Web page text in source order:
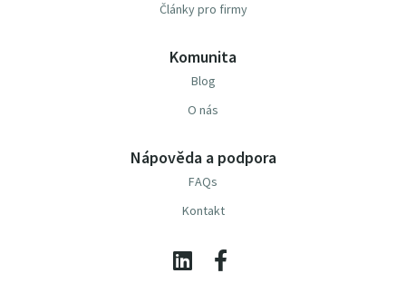
Články pro firmy
Komunita
Blog
O nás
Nápověda a podpora
FAQs
Kontakt